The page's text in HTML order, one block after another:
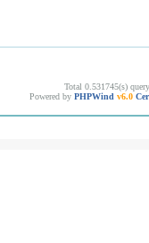
Total 0.531745(s)
Powered by PHPWind v6.0